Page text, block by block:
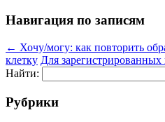
Навигация по записям
← Хочу/могу: как повторить
клетку Для зарегистрированных
Найти:
Рубрики